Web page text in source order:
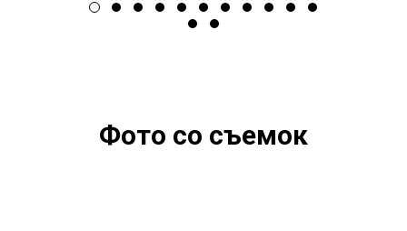
Фото со съемок